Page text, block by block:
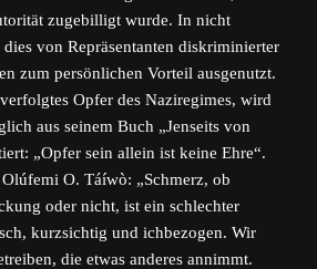
zugebilligt wurde. In nicht
von Repräsentanten diskriminierter
zum persönlichen Vorteil ausgenutzt.
Opfer des Naziregimes, wird
aus seinem Buch „Jenseits von
„Opfer sein allein ist keine Ehre“.
O. Táíwò: „Schmerz, ob
oder nicht, ist ein schlechter
kurzsichtig und ichbezogen. Wir
die etwas anderes annimmt.